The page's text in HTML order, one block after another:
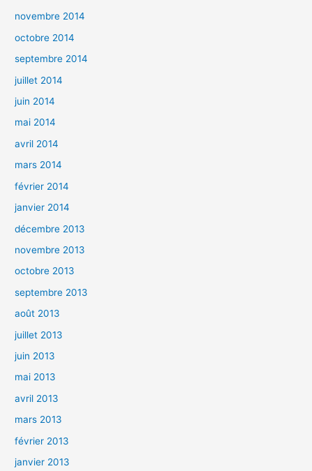
novembre 2014
octobre 2014
septembre 2014
juillet 2014
juin 2014
mai 2014
avril 2014
mars 2014
février 2014
janvier 2014
décembre 2013
novembre 2013
octobre 2013
septembre 2013
août 2013
juillet 2013
juin 2013
mai 2013
avril 2013
mars 2013
février 2013
janvier 2013